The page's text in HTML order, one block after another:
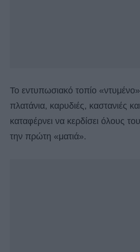
Το εντυπωσιακό τοπίο
πλατάνια, καρυδιές, καστανιές
καταφέρνει να κερδίσει όλους
την πρώτη «ματιά».